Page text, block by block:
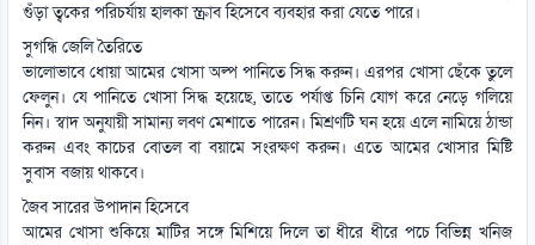
গুঁড়া ত্বকের পরিচর্যায় হালকা স্ক্রাব হিসেবে ব্যবহার করা যেতে পারে।
সুগন্ধি জেলি তৈরিতে
ভালোভাবে ধোয়া আমের খোসা অল্প পানিতে সিদ্ধ করুন। এরপর খোসা ছেঁকে তুলে
ফেলুন। যে পানিতে খোসা সিদ্ধ হয়েছে, তাতে পর্যাপ্ত চিনি যোগ করে নেড়ে গলিয়ে
নিন। স্বাদ অনুযায়ী সামান্য লবণ মেশাতে পারেন। মিশ্রণটি ঘন হয়ে এলে নামিয়ে ঠান্ডা
করুন এবং কাচের বোতল বা বয়ামে সংরক্ষণ করুন। এতে আমের খোসার মিষ্টি
সুবাস বজায় থাকবে।
জৈব সারের উপাদান হিসেবে
আমের খোসা শুকিয়ে মাটির সঙ্গে মিশিয়ে দিলে তা ধীরে ধীরে পচে বিভিন্ন খনিজ